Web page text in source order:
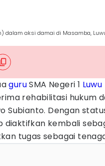
aksi damai di Masamba,
guruSMA Negeri 1
rehabilitasi hukum
Subianto. Dengan
diaktifkan kembali
tugas sebagai